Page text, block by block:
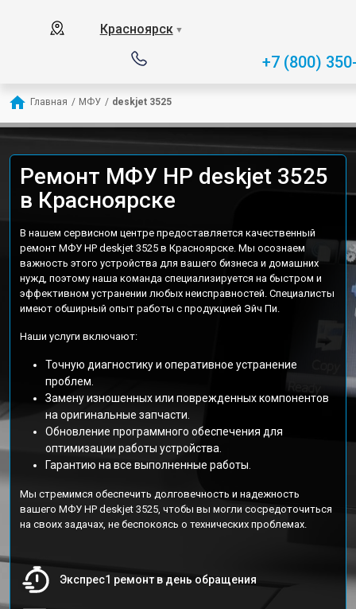
Красноярск ▼
+7 (800)
Главная / МФУ / deskjet 3525
Ремонт МФУ HP deskjet 3525
в Красноярске
В нашем сервисном центре предоставляется качественный
ремонт МФУ HP deskjet 3525 в Красноярске. Мы осознаем
важность этого устройства для вашего бизнеса и домашних
нужд, поэтому наша команда специализируется на быстром и
эффективном устранении любых неисправностей. Специалисты
имеют обширный опыт работы с продукцией Эйч Пи.
Наши услуги включают:
Точную диагностику и оперативное устранение
проблем.
Замену изношенных или поврежденных компонентов
на оригинальные запчасти.
Обновление программного обеспечения для
оптимизации работы устройства.
Гарантию на все выполненные работы.
Мы стремимся обеспечить долговечность и надежность
вашего МФУ HP deskjet 3525, чтобы вы могли сосредоточиться
на своих задачах, не беспокоясь о технических проблемах.
Экспрес1 ремонт в день обращения